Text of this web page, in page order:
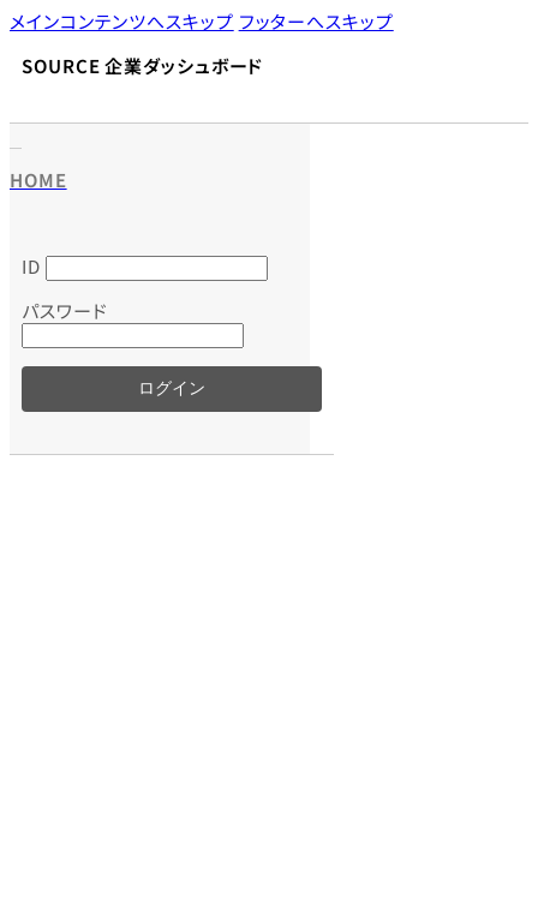
メインコンテンツへスキップ フッターへスキップ
SOURCE 企業ダッシュボード
HOME
ID
パスワード
ログイン